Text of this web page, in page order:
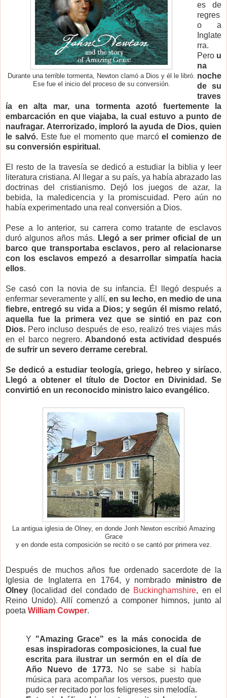
Durante una terrible tormenta, Newton clamó a Dios y él le libró.
Ese fue el inicio del proceso de su conversión.
es de
regres
o a
Inglate
rra.
Pero u
na
noche
de su
traves
ía en alta mar, una tormenta azotó fuertemente la
embarcación en que viajaba, la cual estuvo a punto de
naufragar. Aterrorizado, imploró la ayuda de Dios, quien
le salvó. Este fue el momento que marcóel comienzo de
su conversión espiritual.
El resto de la travesía se dedicó a estudiar la biblia y leer
literatura cristiana. Al llegar a su país, ya había abrazado las
doctrinas del cristianismo. Dejó los juegos de azar, la
bebida, la maledicencia y la promiscuidad. Pero aún no
había experimentado una real conversión a Dios.
Pese a lo anterior, su carrera como tratante de esclavos
duró algunos años más. Llegó a ser primer oficial de un
barco que transportaba esclavos, pero al relacionarse
con los esclavos empezó a desarrollar simpatía hacia
ellos.
Se casó con la novia de su infancia. Él llegó después a
enfermar severamente y allí, en su lecho, en medio de una
fiebre, entregó su vida a Dios; y según él mismo relató,
aquella fue la primera vez que se sintió en paz con
Dios. Pero incluso después de eso, realizó tres viajes más
en el barco negrero.Abandonó esta actividad después
de sufrir un severo derrame cerebral.
Se dedicó a estudiar teología, griego, hebreo y siríaco.
Llegó a obtener el título de Doctor en Divinidad. Se
convirtió en un reconocido ministro laico evangélico.
La antigua iglesia de Olney, en donde Jonh Newton escribió Amazing
Grace
y en donde esta composición se recitó o se cantó por primera vez.
Después de muchos años fue ordenado sacerdote de la
Iglesia de Inglaterra en 1764, y nombrado ministro de
Olney (localidad del condado de Buckinghamshire, en el
Reino Unido). Allí comenzó a componer himnos, junto al
poeta William Cowper.
Y "Amazing Grace" es la más conocida de
esas inspiradoras composiciones, la cual fue
escrita para ilustrar un sermón en el día de
Año Nuevo de 1773.
No se sabe si había
música para acompañar los versos, puesto que
pudo ser recitado por los feligreses sin melodía.